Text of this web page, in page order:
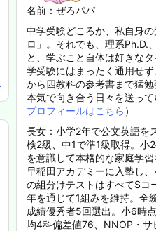
名前： ぜろパパ
中学受験どころか、私自身
ロ」。それでも、理系Ph.D.
と、学ぶこと自体は好きな
学受験にはまったく通用せ
から四教科の参考書まで猛
本気で向き合う日々を送っ
プロフィールはこちら ）
長女：小学2年で公文英語を
検2級、中1で準1級取得。小
を意識して本格的な家庭学
早稲田アカデミーに入塾し
の組分けテストはすべてSコ
年を通じて1組みを維持。全
成績優秀者5回選出。小6時
均4科偏差値76、NNOP・サ